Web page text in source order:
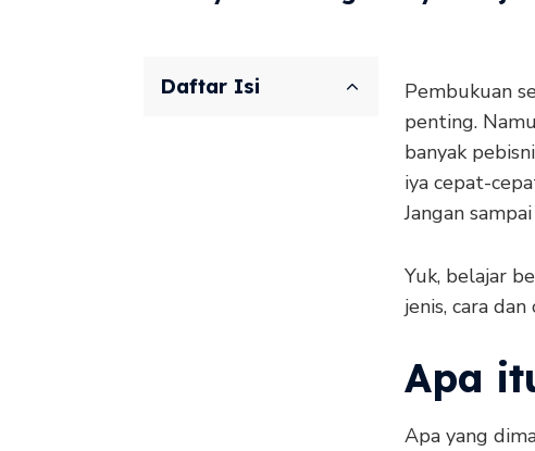
Daftar Isi
Pembukuan
penting.
banyak
iya cepat-
Jangan
Yuk, belajar
jenis, cara
Apa
Apa yang